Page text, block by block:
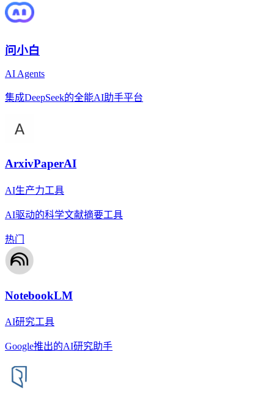
问小白
AI Agents
集成DeepSeek的全能AI助手平台
ArxivPaperAI
AI生产力工具
AI驱动的科学文献摘要工具
热门
NotebookLM
AI研究工具
Google推出的AI研究助手